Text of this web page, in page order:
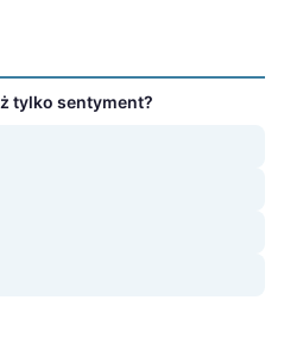
tylko sentyment?